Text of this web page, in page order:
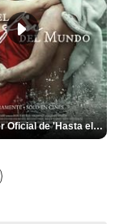
Primer Tráiler Oficial de 'Hasta el fin del mundo'